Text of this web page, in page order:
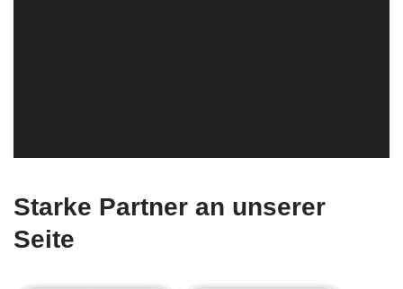
Starke Partner an unserer
Seite